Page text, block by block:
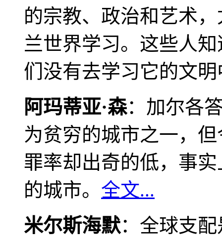
的宗教、政治和艺术
兰世界学习。这些人
们没有去学习它的文
阿玛蒂亚·森：加尔各
为贫穷的城市之一，
罪率却出奇的低，事
的城市。 全文...
米尔斯海默：全球支